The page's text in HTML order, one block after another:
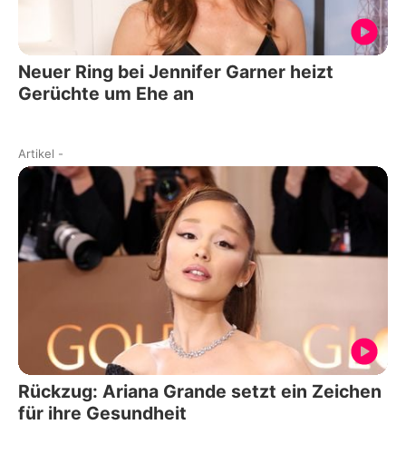
Neuer Ring bei Jennifer Garner heizt
Gerüchte um Ehe an
Artikel -
Rückzug: Ariana Grande setzt ein Zeichen
für ihre Gesundheit